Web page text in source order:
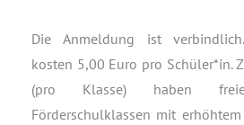
Die Anmeldung ist
kosten 5,00 Euro pro Schüler*in.
(pro Klasse) haben
Förderschulklassen mit